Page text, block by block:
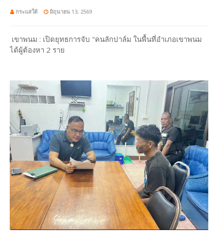
กระแสใต้ มิถุนายน 13, 2569
เขาพนม : เปิดยุทธการจับ "คนลักปาล์ม ในพื้นที่อำเภอเขาพนม
ได้ผู้ต้องหา 2 ราย